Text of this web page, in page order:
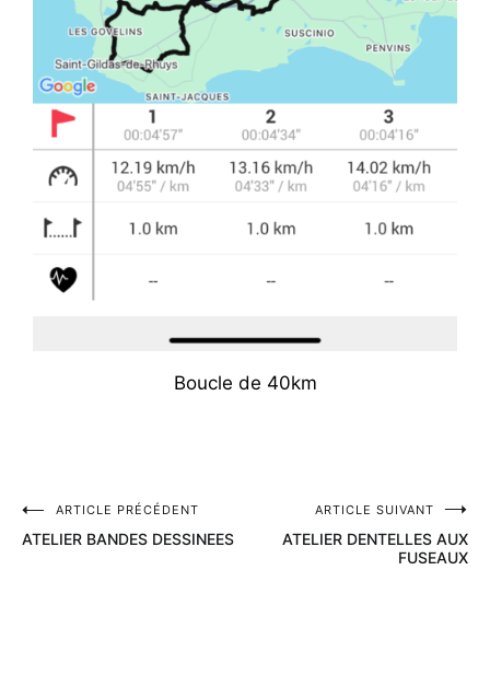
Boucle de 40km
ARTICLE PRÉCÉDENT
ATELIER BANDES DESSINEES
ARTICLE SUIVANT
ATELIER DENTELLES AUX
FUSEAUX